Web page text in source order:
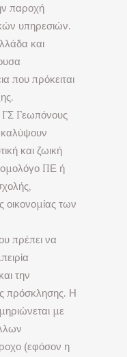
παροχή
υπηρεσιών.
και
που πρόκειται
ΓΣ Γεωπόνους
και ζωική
ΠΕ ή
οικονομίας των
πρέπει να
την
πρόσκλησης. Η
με
(εφόσον η